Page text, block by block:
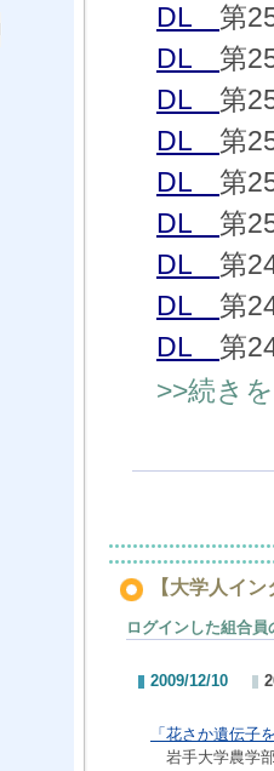
DL 第
DL 第
DL 第
DL 第
DL 第
DL 第
DL 第
DL 第
DL 第
>>続き
【大学人イ
ログインした組合
2009/12/10
「花さか遺伝子
岩手大学農学